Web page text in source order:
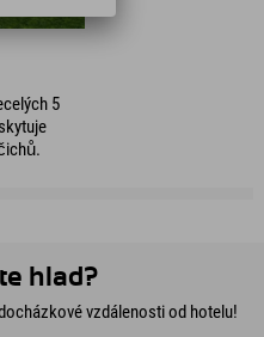
5
hlad?
vzdálenosti od hotelu!